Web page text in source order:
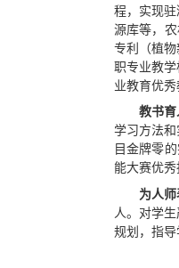
程，实现
源库等，
专利（植
职专业教学
业教育优秀
教书育
学习方法
目金牌零
能大赛优
为人师
人。对学
规划，指导